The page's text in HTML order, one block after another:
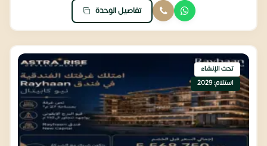
تفاصيل الوحدة
تحت الإنشاء
استلام: 2029